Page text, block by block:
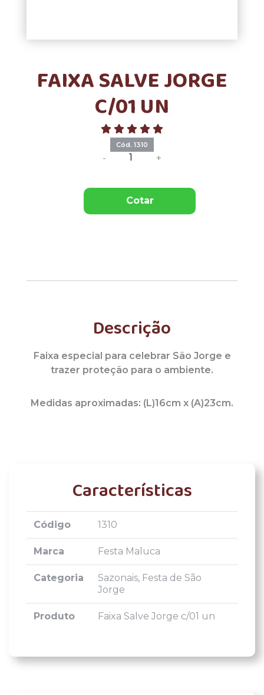
FAIXA SALVE JORGE
C/01 UN
Cód. 1310
- +
Cotar
Descrição
Faixa especial para celebrar São Jorge e
trazer proteção para o ambiente.
Medidas aproximadas: (L)16cm x (A)23cm.
Características
Código 1310
Marca Festa Maluca
Categoria
Sazonais, Festa de São
Jorge
Produto Faixa Salve Jorge c/01 un